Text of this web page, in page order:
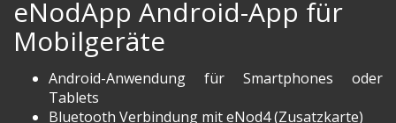
eNodApp Android-App für
Mobilgeräte
Android-Anwendung für Smartphones oder
Tablets
Bluetooth Verbindung mit eNod4 (Zusatzkarte)